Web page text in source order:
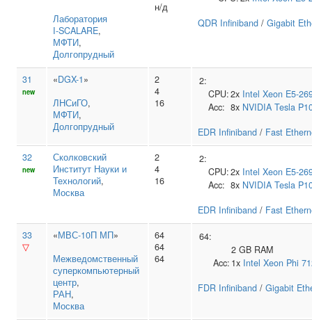
Лаборатория
I‑SCALARE,
МФТИ,
Долгопрудный
н/д
QDR Infiniband / Gigabit
31
new
«DGX-1»
ЛНСиГО,
МФТИ,
Долгопрудный
2
4
16
2:
CPU:2x Intel Xeon E5-
Acc: 8x NVIDIA Tesla
EDR Infiniband / Fast
32
new
Сколковский
Институт Науки и
Технологий,
Москва
2
4
16
2:
CPU:2x Intel Xeon E5-
Acc: 8x NVIDIA Tesla
EDR Infiniband / Fast
33
▽
«МВС-10П МП»
Межведомственный
суперкомпьютерный
центр,
РАН,
Москва
64
64
64
64:
2 GB RAM
Acc: 1x Intel Xeon Phi
FDR Infiniband / Gigabit